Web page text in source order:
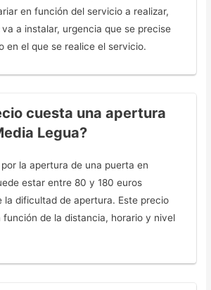
en función del servicio a realizar,
a instalar, urgencia que se precise
en el que se realice el servicio.
cuesta una apertura
Legua?
la apertura de una puerta en
estar entre 80 y 180 euros
la dificultad de apertura. Este precio
función de la distancia, horario y nivel